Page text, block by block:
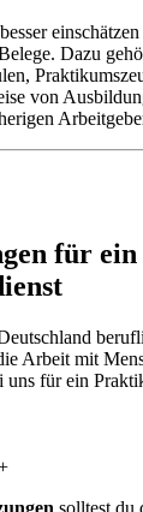
Dazu
von
für
Arbeit mit
für ein